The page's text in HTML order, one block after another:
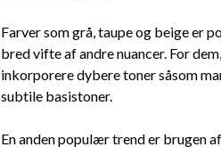
Farver som grå, taupe og beige er
bred vifte af andre nuancer. For
inkorporere dybere toner såsom
subtile basistoner.
En anden populær trend er brugen